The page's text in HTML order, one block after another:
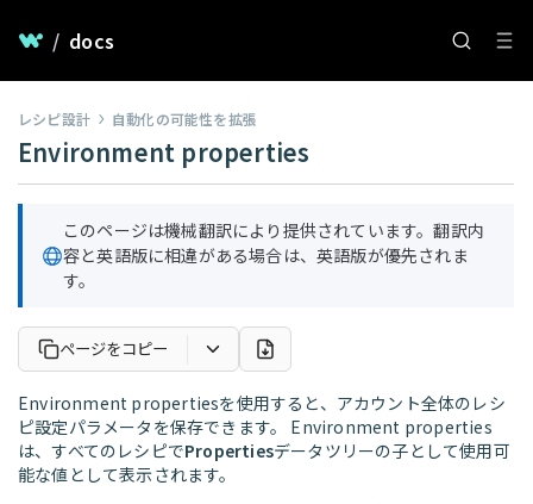
/ docs
レシピ設計 自動化の可能性を拡張
Environment properties
このページは機械翻訳により提供されています。翻訳内
容と英語版に相違がある場合は、英語版が優先されま
す。
ページをコピー
Environment propertiesを使用すると、アカウント全体のレシ
ピ設定パラメータを保存できます。 Environment properties
は、すべてのレシピでPropertiesデータツリーの子として使用可
能な値として表示されます。